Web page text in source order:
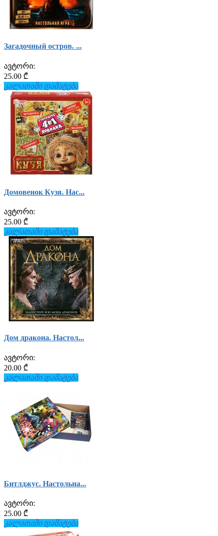
Загадочный остров. ...
ავტორი:
25.00 ₾
კალათაში დამატება
Домовенок Кузя. Нас...
ავტორი:
25.00 ₾
კალათაში დამატება
Дом дракона. Настол...
ავტორი:
20.00 ₾
კალათაში დამატება
Битлджус. Настольна...
ავტორი:
25.00 ₾
კალათაში დამატება